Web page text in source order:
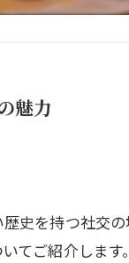
魅力
史を持つ社交
てご紹介しま